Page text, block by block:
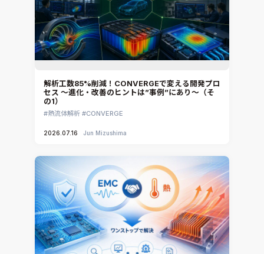
解析工数85%削減！CONVERGEで変える開発プロ
セス ～進化・改善のヒントは”事例”にあり～（そ
の1）
熱流体解析 CONVERGE
2026.07.16 Jun Mizushima